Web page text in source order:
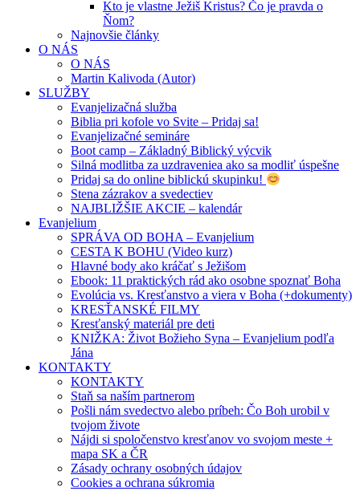
Kto je vlastne Ježiš Kristus? Čo je pravda o
Ňom?
Najnovšie články
O NÁS
O NÁS
Martin Kalivoda (Autor)
SLUŽBY
Evanjelizačná služba
Biblia pri kofole vo Svite – Pridaj sa!
Evanjelizačné semináre
Boot camp – Základný Biblický výcvik
Silná modlitba za uzdraveniea ako sa modliť úspešne
Pridaj sa do online biblickú skupinku!
Stena zázrakov a svedectiev
NAJBLIŽŠIE AKCIE – kalendár
Evanjelium
SPRÁVA OD BOHA – Evanjelium
CESTA K BOHU (Video kurz)
Hlavné body ako kráčať s Ježišom
Ebook: 11 praktických rád ako osobne spoznať Boha
Evolúcia vs. Kresťanstvo a viera v Boha (+dokumenty)
KRESŤANSKÉ FILMY
Kresťanský materiál pre deti
KNIŽKA: Život Božieho Syna – Evanjelium podľa
Jána
KONTAKTY
KONTAKTY
Staň sa naším partnerom
Pošli nám svedectvo alebo príbeh: Čo Boh urobil v
tvojom živote
Nájdi si spoločenstvo kresťanov vo svojom meste +
mapa SK a ČR
Zásady ochrany osobných údajov
Cookies a ochrana súkromia